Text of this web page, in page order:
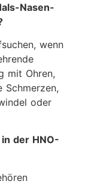
Nasen-
wenn
mit Ohren,
Schmerzen,
oder
der HNO-